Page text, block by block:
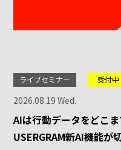
ライブセミナー 受付中
2026.08.19 Wed.
AIは行動データをどこ
USERGRAM新AI機能が